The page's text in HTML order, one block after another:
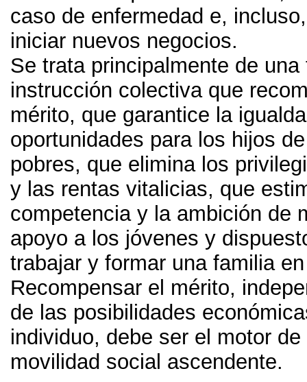
caso de enfermedad e, incluso
iniciar nuevos negocios.
Se trata principalmente de una
instrucción colectiva que
mérito, que garantice la
oportunidades para los hijos
pobres, que elimina los
y las rentas vitalicias, que
competencia y la ambición de
apoyo a los jóvenes y
trabajar y formar una familia
Recompensar el mérito,
de las posibilidades
individuo, debe ser el motor
movilidad social ascendente.